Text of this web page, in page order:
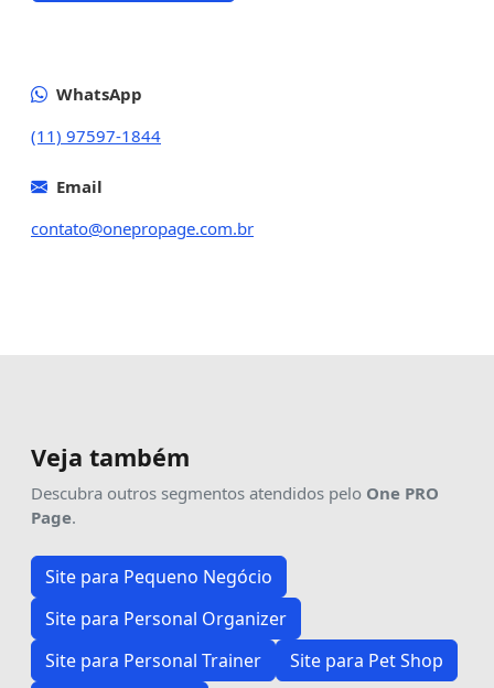
WhatsApp
(11) 97597-1844
Email
contato@onepropage.com.br
Veja também
Descubra outros segmentos atendidos pelo One PRO
Page.
Site para Pequeno Negócio
Site para Personal Organizer
Site para Personal Trainer
Site para Pet Shop